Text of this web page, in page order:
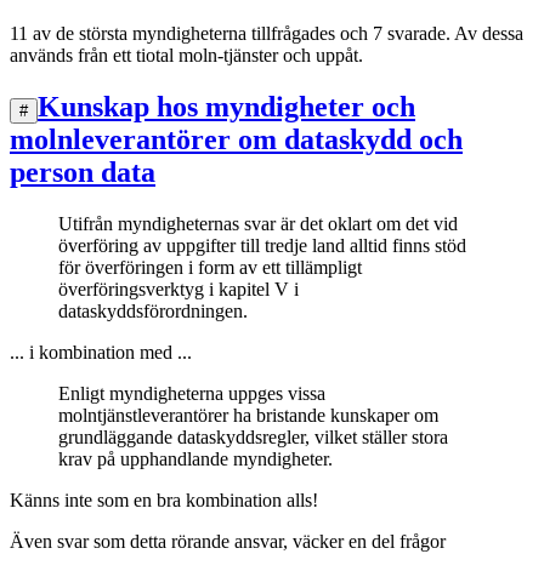
11 av de största myndigheterna tillfrågades och 7 svarade. Av dessa
används från ett tiotal moln-tjänster och uppåt.
# Kunskap hos myndigheter och
molnleverantörer om dataskydd och
person data
Utifrån myndigheternas svar är det oklart om det vid
överföring av uppgifter till tredje land alltid finns stöd
för överföringen i form av ett tillämpligt
överföringsverktyg i kapitel V i
dataskyddsförordningen.
... i kombination med ...
Enligt myndigheterna uppges vissa
molntjänstleverantörer ha bristande kunskaper om
grundläggande dataskyddsregler, vilket ställer stora
krav på upphandlande myndigheter.
Känns inte som en bra kombination alls!
Även svar som detta rörande ansvar, väcker en del frågor